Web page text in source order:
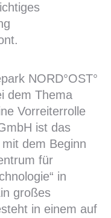
NORD°OST°
dem Thema
Vorreiterrolle
ist das
dem Beginn
für
in
großes
in einem auf